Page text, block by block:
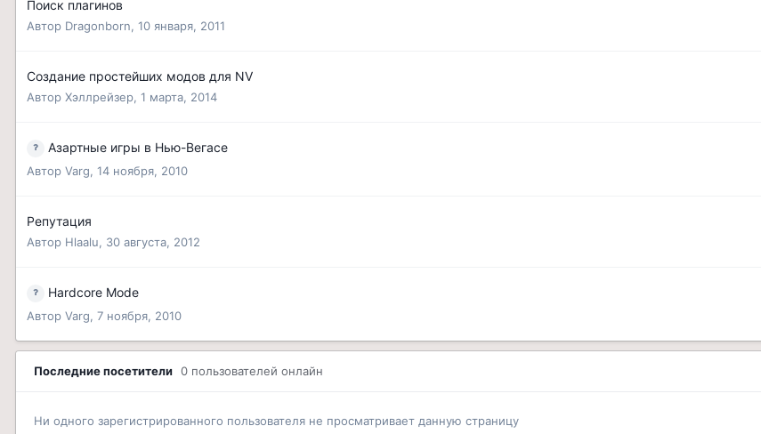
Поиск плагинов
Автор Dragonborn, 10 января, 2011
Создание простейших модов для NV
Автор Хэллрейзер, 1 марта, 2014
Азартные игры в Нью-Вегасе
Автор Varg, 14 ноября, 2010
Репутация
Автор Hlaalu, 30 августа, 2012
Hardcore Mode
Автор Varg, 7 ноября, 2010
Последние посетители 0 пользователей онлайн
Ни одного зарегистрированного пользователя не просматривает данную страницу